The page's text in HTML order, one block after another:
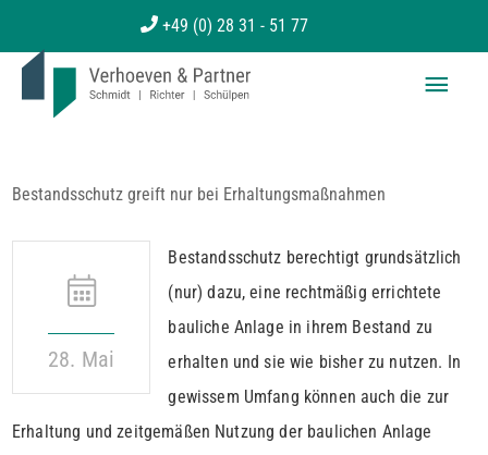
Inhalt
+49 (0) 28 31 - 51 77
Bestandsschutz greift nur bei Erhaltungsmaßnahmen
28. Mai
Bestandsschutz berechtigt grundsätzlich
(nur) dazu, eine rechtmäßig errichtete
bauliche Anlage in ihrem Bestand zu
erhalten und sie wie bisher zu nutzen. In
gewissem Umfang können auch die zur
Erhaltung und zeitgemäßen Nutzung der baulichen Anlage